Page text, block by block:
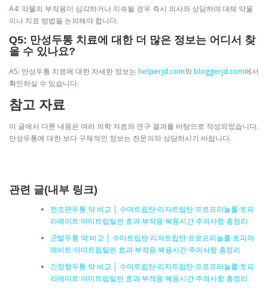
A4: 약물의 부작용이 심각하거나 지속될 경우 즉시 의사와 상담하여 대체 약물
이나 치료 방법을 논의해야 합니다.
Q5: 만성두통 치료에 대한 더 많은 정보는 어디서 찾
을 수 있나요?
A5: 만성두통 치료에 대한 자세한 정보는 helperjd.com와bloggerjd.com에서
확인하실 수 있습니다.
참고 자료
이 글에서 다룬 내용은 여러 의학 자료와 연구 결과를 바탕으로 작성되었습니다.
만성두통에 대한 보다 구체적인 정보는 전문의와 상담하시기 바랍니다.
관련 글(내부 링크)
전조편두통 약 비교 │ 수마트립탄·리자트립탄·프로프라놀롤·토피
라메이트·아미트립틸린 효과·부작용·복용시간·주의사항 총정리
군발두통 약 비교 │ 수마트립탄·리자트립탄·프로프라놀롤·토피라
메이트·아미트립틸린 효과·부작용·복용시간·주의사항 총정리
긴장형두통 약 비교 │ 수마트립탄·리자트립탄·프로프라놀롤·토피
라메이트·아미트립틸린 효과·부작용·복용시간·주의사항 총정리